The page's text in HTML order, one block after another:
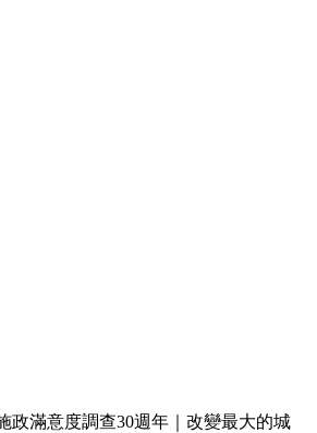
政滿意度調查30週年｜改變最大的城